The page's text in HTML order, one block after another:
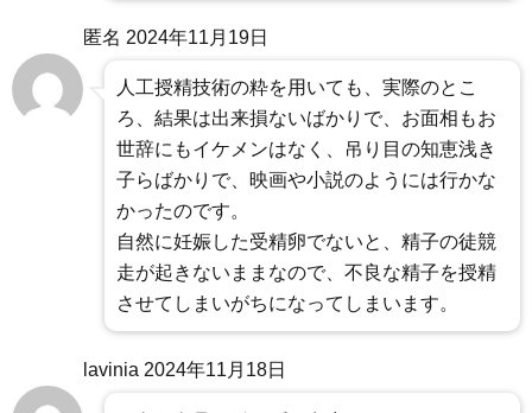
匿名 2024年11月19日
人工授精技術の粋を用いても、実際のとこ
ろ、結果は出来損ないばかりで、お面相もお
世辞にもイケメンはなく、吊り目の知恵浅き
子らばかりで、映画や小説のようには行かな
かったのです。
自然に妊娠した受精卵でないと、精子の徒競
走が起きないままなので、不良な精子を授精
させてしまいがちになってしまいます。
lavinia 2024年11月18日